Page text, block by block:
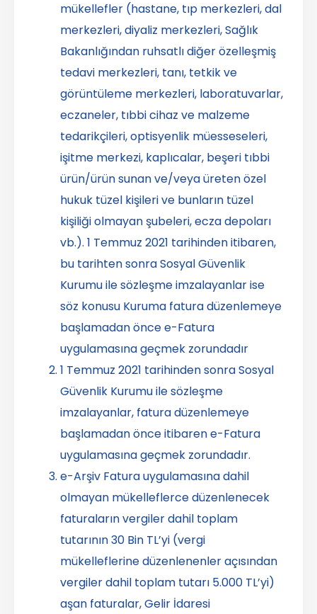
mükellefler (hastane, tıp merkezleri, dal
merkezleri, diyaliz merkezleri, Sağlık
Bakanlığından ruhsatlı diğer özelleşmiş
tedavi merkezleri, tanı, tetkik ve
görüntüleme merkezleri, laboratuvarlar,
eczaneler, tıbbi cihaz ve malzeme
tedarikçileri, optisyenlik müesseseleri,
işitme merkezi, kaplıcalar, beşeri tıbbi
ürün/ürün sunan ve/veya üreten özel
hukuk tüzel kişileri ve bunların tüzel
kişiliği olmayan şubeleri, ecza depoları
vb.). 1 Temmuz 2021 tarihinden itibaren,
bu tarihten sonra Sosyal Güvenlik
Kurumu ile sözleşme imzalayanlar ise
söz konusu Kuruma fatura düzenlemeye
başlamadan önce e-Fatura
uygulamasına geçmek zorundadır
1 Temmuz 2021 tarihinden sonra Sosyal
Güvenlik Kurumu ile sözleşme
imzalayanlar, fatura düzenlemeye
başlamadan önce itibaren e-Fatura
uygulamasına geçmek zorundadır.
e-Arşiv Fatura uygulamasına dahil
olmayan mükelleflerce düzenlenecek
faturaların vergiler dahil toplam
tutarının 30 Bin TL’yi (vergi
mükelleflerine düzenlenenler açısından
vergiler dahil toplam tutarı 5.000 TL’yi)
aşan faturalar, Gelir İdaresi